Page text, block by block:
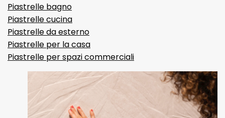
Piastrelle bagno
Piastrelle cucina
Piastrelle da esterno
Piastrelle per la casa
Piastrelle per spazi commerciali